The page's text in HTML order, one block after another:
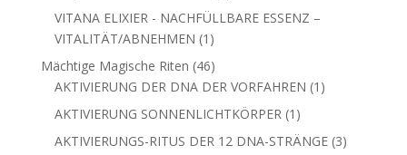
Produkt
VITANA ELIXIER - NACHFÜLLBARE ESSENZ –
VITALITÄT/ABNEHMEN 1 1
Produkt
Mächtige Magische Riten 4646
Produkte
AKTIVIERUNG DER DNA DER VORFAHREN 1 1
AKTIVIERUNG SONNENLICHTKÖRPER 1 1
Produkt
AKTIVIERUNGS-RITUS DER 12 DNA-STRÄNGE 33